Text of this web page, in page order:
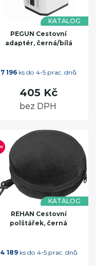
KATALOG
PEGUN Cestovní
adaptér, černá/bílá
7 196 ks do 4-5 prac. dnů
405 Kč
bez DPH
KATALOG
REHAN Cestovní
polštářek, černá
4 189ks do 4-5 prac. dnů